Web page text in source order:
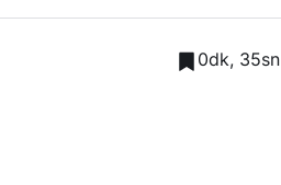
0dk, 35sn